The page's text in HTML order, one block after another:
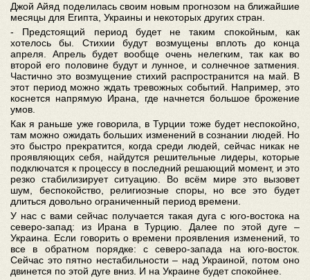
Джой Айяд поделилась своим новым прогнозом на ближайшие
месяцы для Египта, Украины и некоторых других стран.
- Предстоящий период будет не таким спокойным, как
хотелось бы. Стихии будут возмущены вплоть до конца
апреля. Апрель будет вообще очень нелегким, так как во
второй его половине будут и лунное, и солнечное затмения.
Частично это возмущение стихий распространится на май. В
этот период можно ждать тревожных событий. Например, это
коснется напрямую Ирана, где начнется большое брожение
умов.
Как я раньше уже говорила, в Турции тоже будет неспокойно,
там можно ожидать больших изменений в сознании людей. Но
это быстро прекратится, когда среди людей, сейчас никак не
проявляющих себя, найдутся решительные лидеры, которые
подключатся к процессу в последний решающий момент, и это
резко стабилизирует ситуацию. Во всём мире это вызовет
шум, беспокойство, религиозные споры, но все это будет
длиться довольно ограниченный период времени.
У нас с вами сейчас получается такая дуга с юго-востока на
северо-запад: из Ирана в Турцию. Далее по этой дуге –
Украина. Если говорить о времени проявления изменений, то
все в обратном порядке: с северо-запада на юго-восток.
Сейчас это пятно нестабильности – над Украиной, потом оно
двинется по этой дуге вниз. И на Украине будет спокойнее.